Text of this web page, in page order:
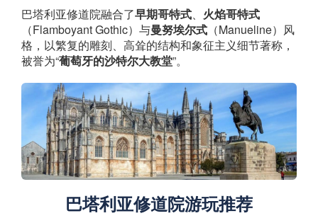
巴塔利亚修道院融合了早期哥特式、 火焰哥特式
（Flamboyant Gothic）与曼努埃尔式 （Manueline）风
格，以繁复的雕刻、高耸的结构和象征主义细节著称，
被誉为“葡萄牙的沙特尔大教堂”。
巴塔利亚修道院游玩推荐